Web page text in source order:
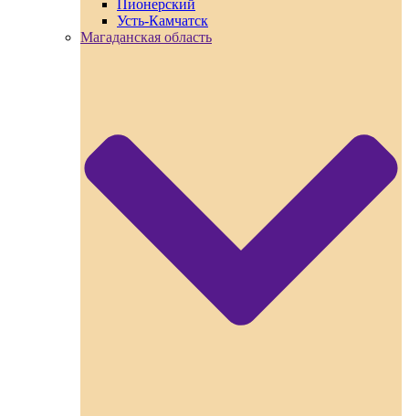
Пионерский
Усть-Камчатск
Магаданская область